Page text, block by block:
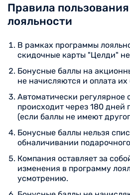
Правила
лояльности
В рамках программы
скидочные карты "Целди"
Бонусные баллы на
не начисляются и оплата
Автоматически регулярное
происходит через 180 дней
(если баллы не имеют
Бонусные баллы нельзя
обналичивании
Компания оставляет за
изменения в программу
усмотрению.